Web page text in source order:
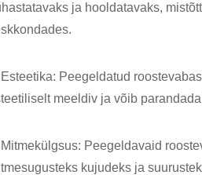
ja hooldatavaks,
Peegeldatud
meeldiv ja võib
Peegeldavaid
kujudeks ja